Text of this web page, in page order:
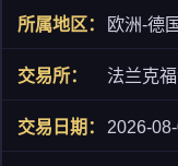
欧洲-德
法兰克
2026-